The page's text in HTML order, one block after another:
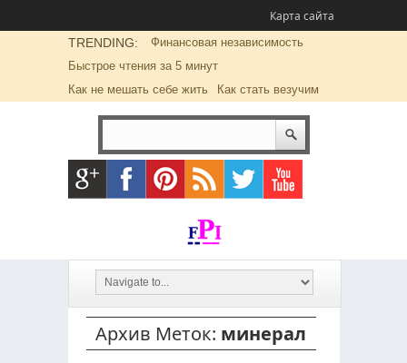
Карта сайта
TRENDING:
Финансовая независимость
Быстрое чтения за 5 минут
Как не мешать себе жить
Как стать везучим
Архив Меток: минерал